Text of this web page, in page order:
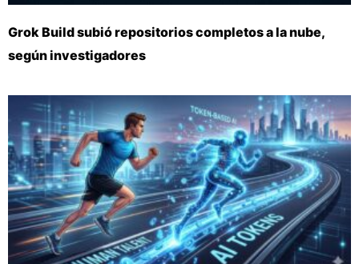
Grok Build subió repositorios completos a la nube,
según investigadores